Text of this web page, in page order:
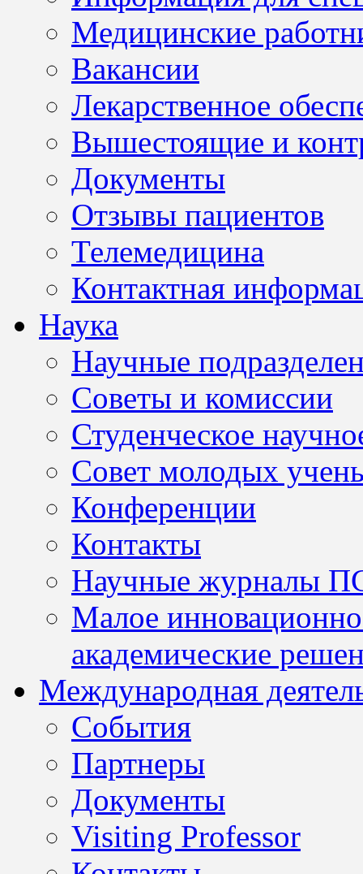
Медицинские
Вакансии
Лекарственное
Вышестоящие и
Документы
Отзывы пациентов
Телемедицина
Контактная
Наука
Научные
Советы и комиссии
Студенческое
Совет молодых
Конференции
Контакты
Научные журналы
Малое
академические
Международная
События
Партнеры
Документы
Visiting Professor